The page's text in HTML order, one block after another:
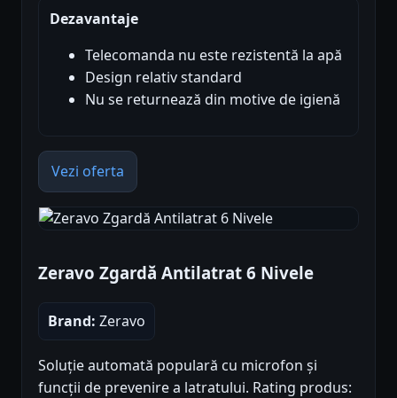
Dezavantaje
Telecomanda nu este rezistentă la apă
Design relativ standard
Nu se returnează din motive de igienă
Vezi oferta
Zeravo Zgardă Antilatrat 6 Nivele
Brand: Zeravo
Soluție automată populară cu microfon și
funcții de prevenire a latratului. Rating produs: